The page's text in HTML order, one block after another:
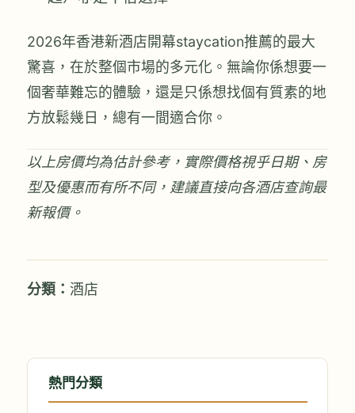
2026年香港新酒店開幕staycation推薦的最大
驚喜，在於整個市場的多元化。無論你係想要一
個奢華難忘的體驗，還是只係想找個有質素的地
方放鬆幾日，總有一間適合你。
以上房價均為估計參考，實際價格視乎日期、房
型及優惠而有所不同，建議直接向各酒店查詢最
新報價。
分類： 酒店
熱門分類